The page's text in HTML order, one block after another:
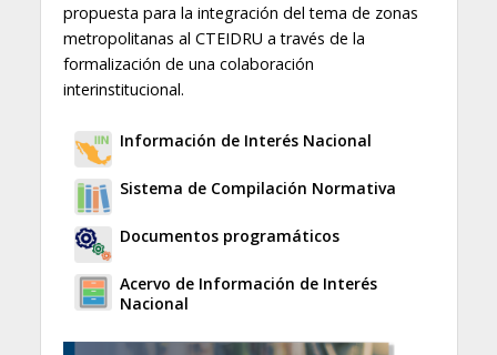
propuesta para la integración del tema de zonas
metropolitanas al CTEIDRU a través de la
formalización de una colaboración
interinstitucional.
Información de Interés Nacional
Sistema de Compilación Normativa
Documentos programáticos
Acervo de Información de Interés
Nacional